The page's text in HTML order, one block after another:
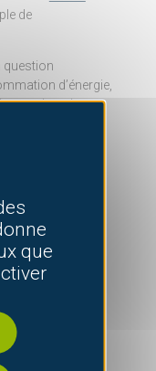
de
question
d’énergie,
si, en
n’est en rien
que